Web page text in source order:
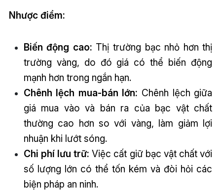
Nhược điểm:
Biến động cao: Thị trường bạc nhỏ hơn thị
trường vàng, do đó giá có thể biến động
mạnh hơn trong ngắn hạn.
Chênh lệch mua-bán lớn: Chênh lệch giữa
giá mua vào và bán ra của bạc vật chất
thường cao hơn so với vàng, làm giảm lợi
nhuận khi lướt sóng.
Chi phí lưu trữ: Việc cất giữ bạc vật chất với
số lượng lớn có thể tốn kém và đòi hỏi các
biện pháp an ninh.